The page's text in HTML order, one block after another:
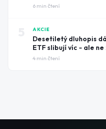
6 min čtení
AKCIE
Desetiletý dluhopis
ETF slibují víc - ale
4 min čtení